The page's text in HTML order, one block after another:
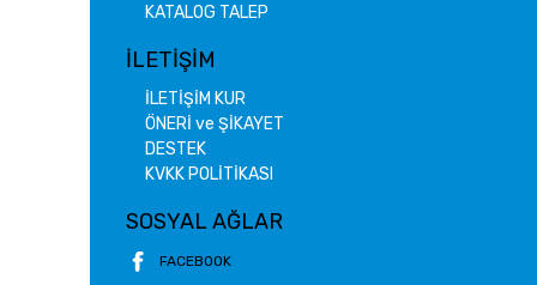
KATALOG TALEP
İLETİŞİM
İLETİŞİM KUR
ÖNERİ ve ŞİKAYET
DESTEK
KVKK POLİTİKASI
SOSYAL AĞLAR
FACEBOOK